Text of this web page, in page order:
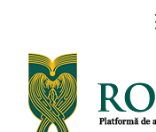
conținut